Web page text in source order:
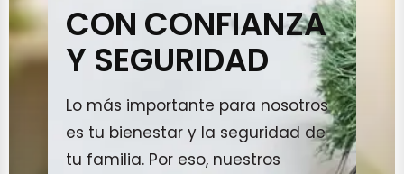
CON CONFIANZA
Y SEGURIDAD
Lo más importante para nosotros
es tu bienestar y la seguridad de
tu familia. Por eso, nuestros